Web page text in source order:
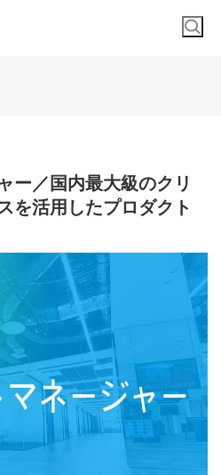
ー／国内最大級のクリ
を活用したプロダクト